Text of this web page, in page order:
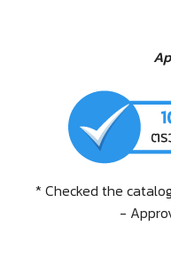
* Checked the
-